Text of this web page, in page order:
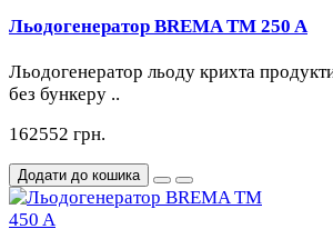
Льодогенератор BREMA TM 250 A
Льодогенератор льоду крихта
без бункеру ..
162552 грн.
Додати до кошика